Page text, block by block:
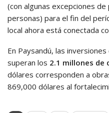
(con algunas excepciones
personas) para el fin del
local ahora está conectada
En Paysandú, las
superan los 2.1 millones de
dólares corresponden a
869,000 dólares al